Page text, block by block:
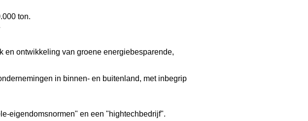
ton.
en ontwikkeling van groene energiebesparende,
in binnen- en buitenland, met inbegrip
eigendomsnormen" en een "hightechbedrijf".